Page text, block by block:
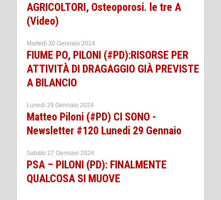
AGRICOLTORI, Osteoporosi. le tre A
(Video)
Martedì 30 Gennaio 2024
FIUME PO, PILONI (#PD):RISORSE PER
ATTIVITÀ DI DRAGAGGIO GIÀ PREVISTE
A BILANCIO
Lunedì 29 Gennaio 2024
Matteo Piloni (#PD) CI SONO -
Newsletter #120 Lunedi 29 Gennaio
Sabato 27 Gennaio 2024
PSA – PILONI (PD): FINALMENTE
QUALCOSA SI MUOVE